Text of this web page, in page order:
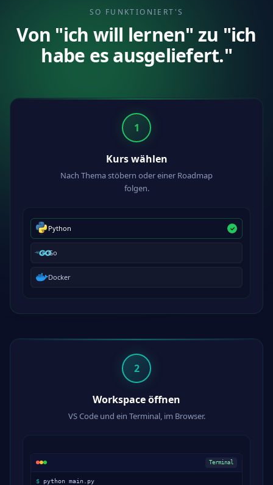
SO FUNKTIONIERT'S
Von "ich will lernen" zu "ich
habe es ausgeliefert."
1
Kurs wählen
Nach Thema stöbern oder einer Roadmap
folgen.
Python
Go
Docker
2
Workspace öffnen
VS Code und ein Terminal, im Browser.
Terminal
$ python main.py